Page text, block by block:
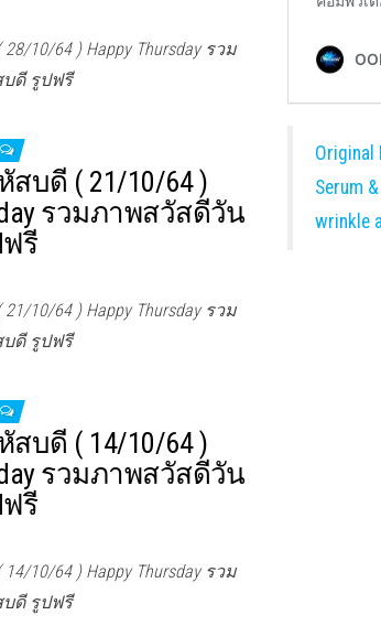
10/64 ) Happy Thursday รวม
ดี รูปฟรี
บดี ( 21/10/64 )
รวมภาพสวัสดีวัน
รี
10/64 ) Happy Thursday รวม
ดี รูปฟรี
บดี ( 14/10/64 )
รวมภาพสวัสดีวัน
รี
10/64 ) Happy Thursday รวม
ดี รูปฟรี
Original
Serum
wrinkle